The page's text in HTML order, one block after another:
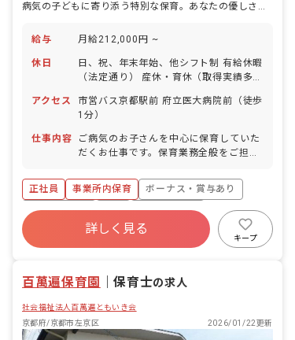
病気の子どもに寄り添う特別な保育。あなたの優しさが、小さな安心になる場所。
給与 月給212,000円 ~
休日
日、祝、年末年始、他シフト制 有給休暇
（法定通り） 産休・育休（取得実績多
日
アクセス
市営バス京都駅前 府立医大病院前（徒歩
1分）
仕事内容
ご病気のお子さんを中心に保育していた
だくお仕事です。保育業務全般をご担当
絵本を読んだり、お食事のサポートやお
昼寝、お着替えなどをお任せします。ご
病気のお子さん中心なので外遊びなどの
機会はほぼなく、なるべく安静にさせて
正社員 事業所内保育
ボーナス・賞与あり
社会保険完備
有給
福利厚生充実
昇給昇進あり
産休育休制度
詳しく見る
キープ
百萬遍保育園 ｜保育士の求人
社会福祉法人百萬遍ともいき会
京都府/京都市左京区
2026/01/22更新